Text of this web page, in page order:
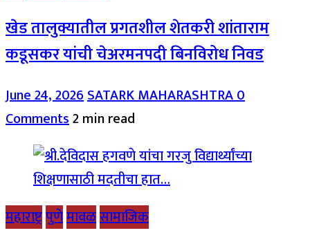
खेड तालुक्यातील प्रगतशील शेतकरी शांताराम
कडूसकर यांची चेअरमनपदी बिनविरोध निवड
June 24, 2026SATARK MAHARASHTRA0
Comments2 min read
महाराष्ट्रपुणेमावळसामाजिक